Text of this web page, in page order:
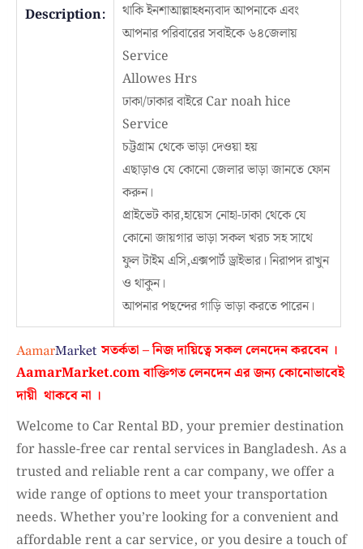
Description:
থাকি ইনশাআল্লাহধন্যবাদ আপনাকে এবং
আপনার পরিবারের সবাইকে ৬৪জেলায়
Service
Allowes Hrs
ঢাকা/ঢাকার বাইরে Car noah hice
Service
চট্টগ্রাম থেকে ভাড়া দেওয়া হয়
এছাড়াও যে কোনো জেলার ভাড়া জানতে ফোন
করুন।
প্রাইভেট কার,হায়েস নোহা-ঢাকা থেকে যে
কোনো জায়গার ভাড়া সকল খরচ সহ সাথে
ফুল টাইম এসি,এক্সপার্ট ড্রাইভার। নিরাপদ রাখুন
ও থাকুন।
আপনার পছন্দের গাড়ি ভাড়া করতে পারেন।
সতর্কতা – নিজ দায়িত্বে সকল লেনদেন করবেন ।
AamarMarket.comবাক্তিগত লেনদেন এর জন্য কোনোভাবেই
দায়ী থাকবে না ।
Welcome to Car Rental BD, your premier destination
for hassle-free car rental services in Bangladesh. As a
trusted and reliable rent a car company, we offer a
wide range of options to meet your transportation
needs. Whether you’re looking for a convenient and
affordable rent a car service, or you desire a touch of